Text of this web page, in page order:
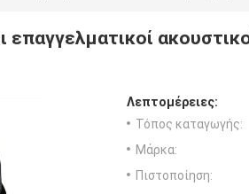
επαγγελματικοί
Λεπτομέρειες:
Τόπος καταγωγής:
Μάρκα:
Πιστοποίηση: